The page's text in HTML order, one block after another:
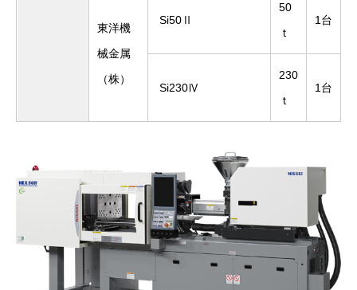
東洋機
械金属
（株）
Si50Ⅱ
50
ｔ
1台
Si230Ⅳ
230
ｔ
1台